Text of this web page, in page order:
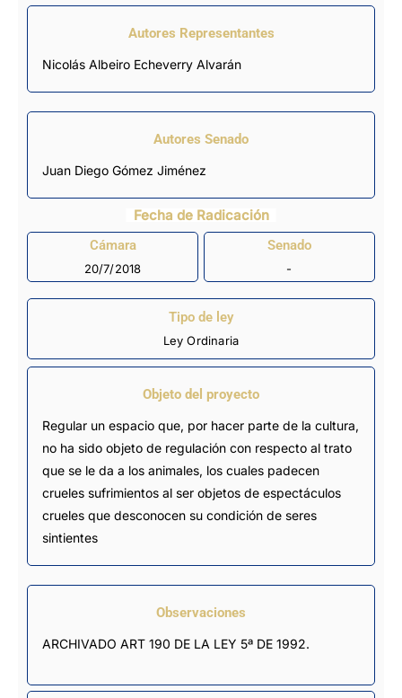
Autores Representantes
Nicolás Albeiro Echeverry Alvarán
Autores Senado
Juan Diego Gómez Jiménez
Fecha de Radicación
Cámara
20/7/2018
Senado
-
Tipo de ley
Ley Ordinaria
Objeto del proyecto
Regular un espacio que, por hacer parte de la cultura,
no ha sido objeto de regulación con respecto al trato
que se le da a los animales, los cuales padecen
crueles sufrimientos al ser objetos de espectáculos
crueles que desconocen su condición de seres
sintientes
Observaciones
ARCHIVADO ART 190 DE LA LEY 5ª DE 1992.